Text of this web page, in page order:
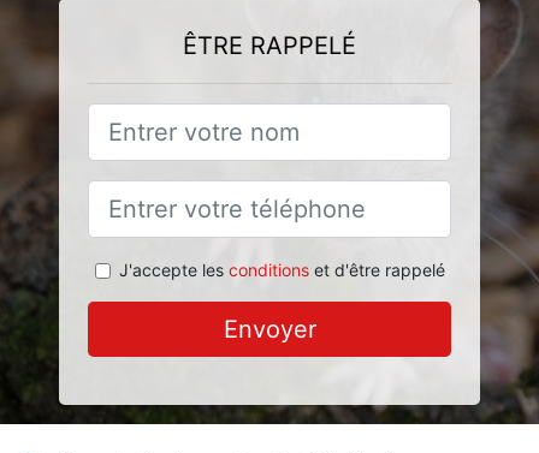
ÊTRE RAPPELÉ
J'accepte les conditionset d'être rappelé
Envoyer